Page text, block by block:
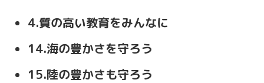
4.質の高い教育をみんなに
14.海の豊かさを守ろう
15.陸の豊かさも守ろう